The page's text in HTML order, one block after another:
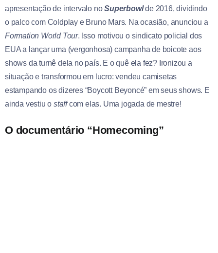
apresentação de intervalo noSuperbowlde 2016, dividindo
o palco com Coldplay e Bruno Mars. Na ocasião, anunciou a
Formation World Tour. Isso motivou o sindicato policial dos
EUA a lançar uma (vergonhosa) campanha de boicote aos
shows da turnê dela no país. E o quê ela fez? Ironizou a
situação e transformou em lucro: vendeu camisetas
estampando os dizeres “Boycott Beyoncé” em seus shows. E
ainda vestiu ostaffcom elas. Uma jogada de mestre!
O documentário “Homecoming”